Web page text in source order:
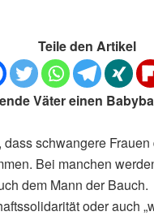
Teile den Artikel
Väter einen
dass schwangere
Bei manchen
dem Mann der Bauch.
oder auch